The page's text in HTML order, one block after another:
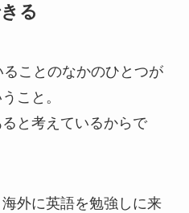
る
ことのなかのひとつが
こと。
と考えているからで
外に英語を勉強しに来